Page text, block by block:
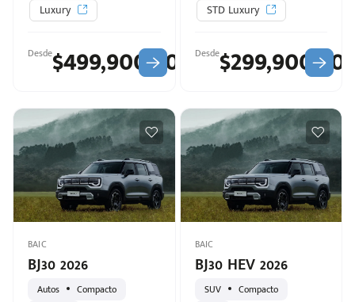
Escríbenos
Ingresar
Luxury
$499,900.00
Desde
STD Luxury
$299,900.00
Desde
BJ30 2026
BAIC
Autos
Compacto
BJ30 HEV 2026
BAIC
SUV
Compacto